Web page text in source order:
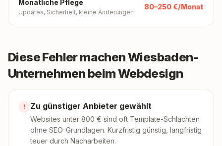
Monatliche Pflege
Updates, Sicherheit, kleine Änderungen
80–250 €/Monat
Diese Fehler machen Wiesbaden-
Unternehmen beim Webdesign
! Zu günstiger Anbieter gewählt
Websites unter 800 € sind oft Template-Schlachten
ohne SEO-Grundlagen. Kurzfristig günstig, langfristig
teuer durch Nacharbeiten.